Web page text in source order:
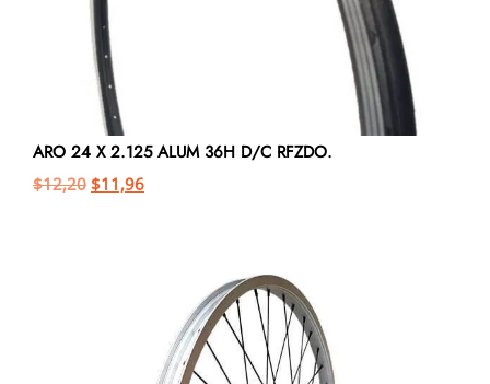
ARO 24 X 2.125 ALUM 36H D/C RFZDO.
$12,20 $11,96